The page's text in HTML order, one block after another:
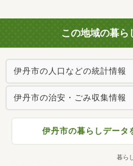
この地域の暮ら
伊丹市の人口などの統計情報
伊丹市の治安・ごみ収集情報
伊丹市の暮らしデータ
暮ら